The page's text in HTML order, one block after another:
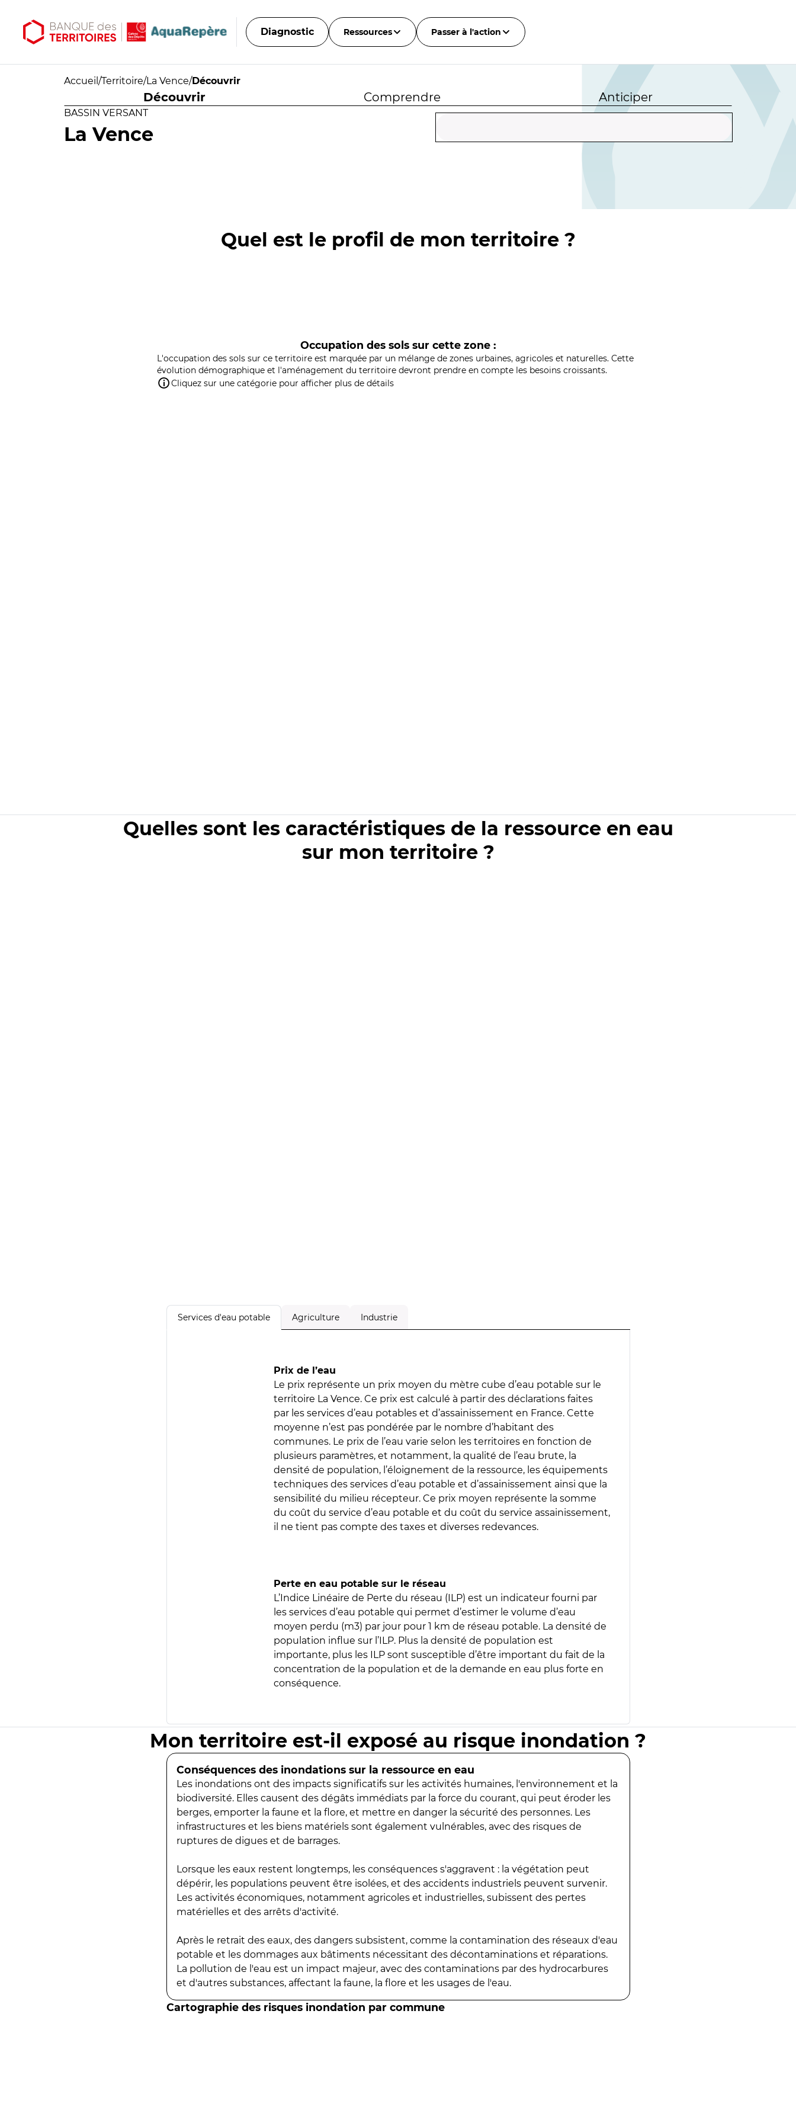
Diagnostic Ressources Passer à l'action
Accueil /Territoire/La Vence/Découvrir
Découvrir Comprendre Anticiper
BASSIN VERSANT
La Vence
Quel est le profil de mon territoire ?
Occupation des sols sur cette zone :
L'occupation des sols sur ce territoire est marquée par un mélange de zones urbaines, agricoles et naturelles. Cette
évolution démographique et l'aménagement du territoire devront prendre en compte les besoins croissants.
Cliquez sur une catégorie pour afficher plus de détails
Quelles sont les caractéristiques de la ressource en eau
sur mon territoire ?
Services d'eau potable Agriculture Industrie
Prix de l’eau
Le prix représente un prix moyen du mètre cube d’eau potable sur le
territoire La Vence. Ce prix est calculé à partir des déclarations faites
par les services d’eau potables et d’assainissement en France. Cette
moyenne n’est pas pondérée par le nombre d’habitant des
communes. Le prix de l’eau varie selon les territoires en fonction de
plusieurs paramètres, et notamment, la qualité de l’eau brute, la
densité de population, l’éloignement de la ressource, les équipements
techniques des services d’eau potable et d’assainissement ainsi que la
sensibilité du milieu récepteur. Ce prix moyen représente la somme
du coût du service d’eau potable et du coût du service assainissement,
il ne tient pas compte des taxes et diverses redevances.
Perte en eau potable sur le réseau
L’Indice Linéaire de Perte du réseau (ILP) est un indicateur fourni par
les services d’eau potable qui permet d’estimer le volume d’eau
moyen perdu (m3) par jour pour 1 km de réseau potable. La densité de
population influe sur l’ILP. Plus la densité de population est
importante, plus les ILP sont susceptible d’être important du fait de la
concentration de la population et de la demande en eau plus forte en
conséquence.
Mon territoire est-il exposé au risque inondation ?
Conséquences des inondations sur la ressource en eau
Les inondations ont des impacts significatifs sur les activités humaines, l'environnement et la
biodiversité. Elles causent des dégâts immédiats par la force du courant, qui peut éroder les
berges, emporter la faune et la flore, et mettre en danger la sécurité des personnes. Les
infrastructures et les biens matériels sont également vulnérables, avec des risques de
ruptures de digues et de barrages.
Lorsque les eaux restent longtemps, les conséquences s'aggravent : la végétation peut
dépérir, les populations peuvent être isolées, et des accidents industriels peuvent survenir.
Les activités économiques, notamment agricoles et industrielles, subissent des pertes
matérielles et des arrêts d'activité.
Après le retrait des eaux, des dangers subsistent, comme la contamination des réseaux d'eau
potable et les dommages aux bâtiments nécessitant des décontaminations et réparations.
La pollution de l'eau est un impact majeur, avec des contaminations par des hydrocarbures
et d'autres substances, affectant la faune, la flore et les usages de l'eau.
Cartographie des risques inondation par commune